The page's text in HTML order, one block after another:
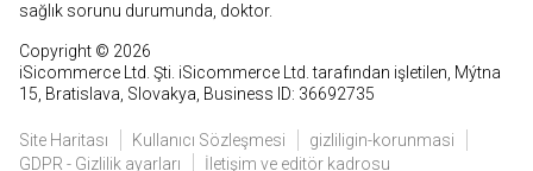
sağlık sorunu durumunda, doktor.
Copyright © 2026
iSicommerce Ltd. Şti. iSicommerce Ltd. tarafından işletilen, Mýtna
15, Bratislava, Slovakya, Business ID: 36692735
Site Haritası Kullanıcı Sözleşmesi
gizliligin-korunmasi
GDPR - Gizlilik ayarları
İletişim ve editör kadrosu